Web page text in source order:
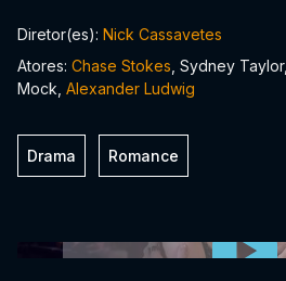
Diretor(es): Nick Cassavetes
Atores: Chase Stokes , Sydney Taylor,
Mock, Alexander Ludwig
Drama Romance